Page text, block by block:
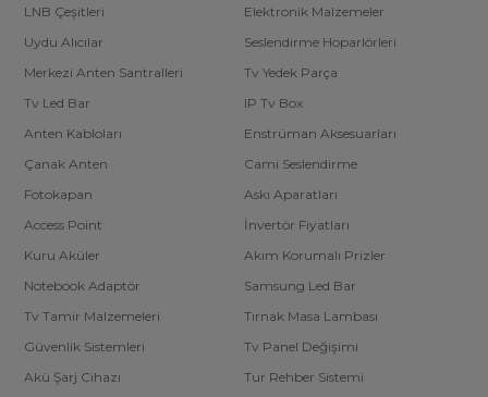
LNB Çeşitleri
Elektronik Malzemeler
Uydu Alıcılar
Seslendirme Hoparlörleri
Merkezi Anten Santralleri
Tv Yedek Parça
Tv Led Bar
IP Tv Box
Anten Kabloları
Enstrüman Aksesuarları
Çanak Anten
Cami Seslendirme
Fotokapan
Askı Aparatları
Access Point
İnvertör Fiyatları
Kuru Aküler
Akım Korumalı Prizler
Notebook Adaptör
Samsung Led Bar
Tv Tamir Malzemeleri
Tırnak Masa Lambası
Güvenlik Sistemleri
Tv Panel Değişimi
Akü Şarj Cihazı
Tur Rehber Sistemi